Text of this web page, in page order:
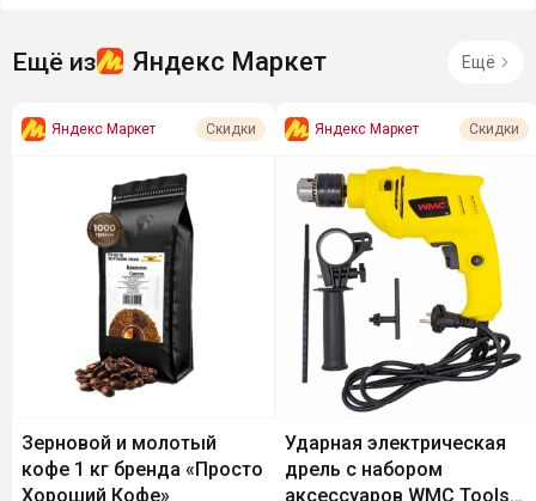
Ещё из Яндекс Маркет Ещё
Яндекс Маркет Скидки
Зерновой и молотый
кофе 1 кг бренда «Просто
Хороший Кофе»
Яндекс Маркет Скидки
Ударная электрическая
дрель с набором
аксессуаров WMC Tools